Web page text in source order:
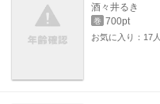
酒々井るき
巻 700pt
お気に入り：17人